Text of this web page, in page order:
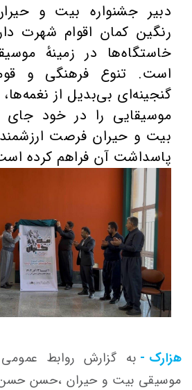
دبیر جشنواره بیت و
رنگین کمان اقوام شهرت
خاستگاه‌ها در زمینهٔ
است. تنوع فرهنگی و
گنجینه‌ای بی‌بدیل از
موسیقایی را در خود جای
بیت و حیران فرصت
پاسداشت آن فراهم کرده
هزارک - به گزارش روابط
موسیقی بیت و حیران ،حسن